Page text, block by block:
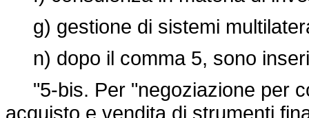
g) gestione di sistemi
n) dopo il comma 5, sono
"5-bis. Per "negoziazione per
acquisto e vendita di strumenti